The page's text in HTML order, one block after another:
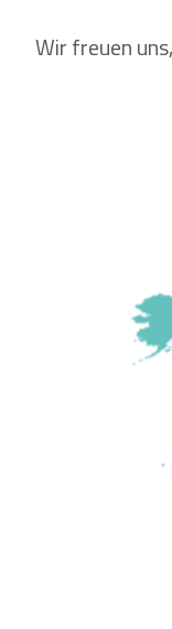
Wir freuen